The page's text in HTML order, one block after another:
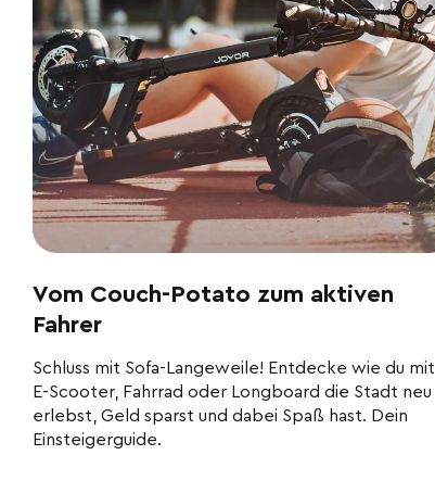
Vom Couch-Potato zum aktiven
Fahrer
Schluss mit Sofa-Langeweile! Entdecke wie du mit
E-Scooter, Fahrrad oder Longboard die Stadt neu
erlebst, Geld sparst und dabei Spaß hast. Dein
Einsteigerguide.